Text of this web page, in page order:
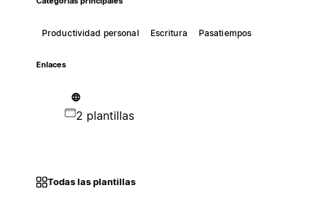
Productividad personal Escritura Pasatiempos
Enlaces
2 plantillas
Todas las plantillas